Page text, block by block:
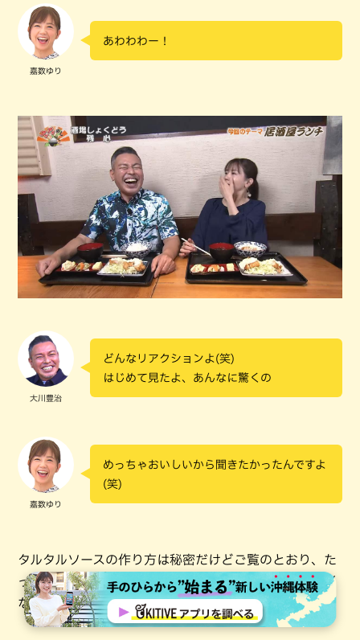
嘉数ゆり
あわわわー！
大川豊治
どんなリアクションよ(笑)
はじめて見たよ、あんなに驚くの
嘉数ゆり
めっちゃおいしいから聞きたかったんですよ
(笑)
タルタルソースの作り方は秘密だけどご覧のとおり、た
っぷりと作り置きしている。これがあっという間になく
なるんだから、「チキン南蛮」も人気のメニュー。